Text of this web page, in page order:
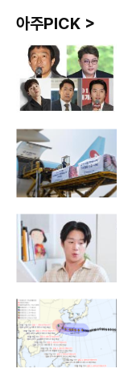
아주PICK >